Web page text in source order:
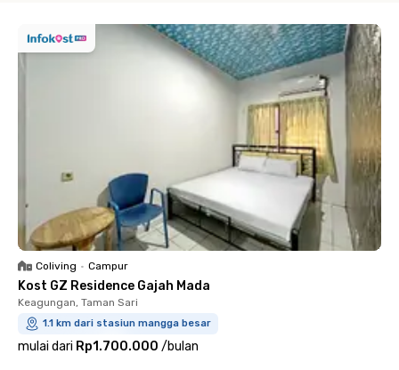
Coliving • Campur
Kost GZ Residence Gajah Mada
Keagungan, Taman Sari
1.1 km dari stasiun mangga besar
mulai dari Rp1.700.000 /bulan